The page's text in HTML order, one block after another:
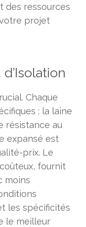
des ressources
projet
Chaque
: la laine
résistance au
expansé est
prix. Le
fournit
moins
les spécificités
le meilleur